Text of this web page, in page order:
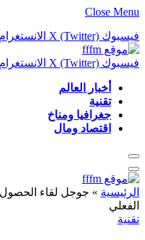
Close Menu
فيسبوك X (Twitter) الانستغرام
فيسبوك X (Twitter) الانستغرام
أخبار العالم
تقنية
جغرافيا ومناخ
اقتصاد ومال
الرئيسية»جوجل لقاء الحصول
الفعلي
تقنية